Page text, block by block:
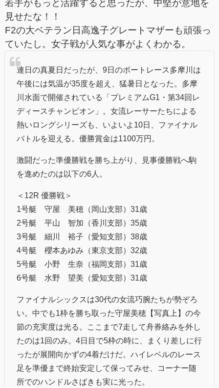
若手がもっと活躍すると思ったが、中堅が意地を
見せたな！！
F2の大ベテラン日高逸子グレートマザーも頑張っ
ていたし。女子戦が人気な事がよくわかる。
連日の真夏日だったが、9日のボートレース多摩川は
午後には気温が35度を超え、猛暑日となった。多摩
川水面で開催されている「プレミアムG1・第34回レ
ディースチャンピオン」。女流レーサーたちによる
熱いロングシリーズも、いよいよ10日、ファイナル
バトルを迎える。優勝賞金は1100万円。
激闘だった準優勝戦を勝ち上がり、見事優勝戦へ駒
を進めたのは以下の6人。
＜12R 優勝戦＞
1号艇 守屋 美穂（岡山支部）31歳
2号艇 平山 智加（香川支部）35歳
3号艇 細川 裕子（愛知支部）38歳
4号艇 櫻本あゆみ（東京支部）32歳
5号艇 小野 生奈（福岡支部）31歳
6号艇 水野 望美（愛知支部）31歳
ファイナルシックスは30代の女流巧腕たちが勢ぞろ
い。中でも1枠を勝ち取った守屋美穂【写真上】の今
節の充実度は光る。ここまで7走して舟券絡みを外し
たのは1回のみ。4日目で5枠の時に、まくり差しに行
ったが展開向かずの4着だけだ。ハイレベルのレース
足を準優まで終始安定して保ってみせ、コーナー随
所でのハンドルさばきも実に光った。